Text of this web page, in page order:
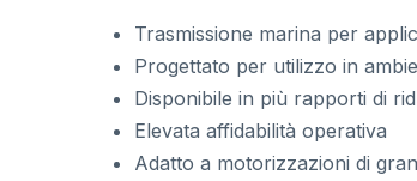
Trasmissione marina per
Progettato per utilizzo in
Disponibile in più rapporti di
Elevata affidabilità operativa
Adatto a motorizzazioni di